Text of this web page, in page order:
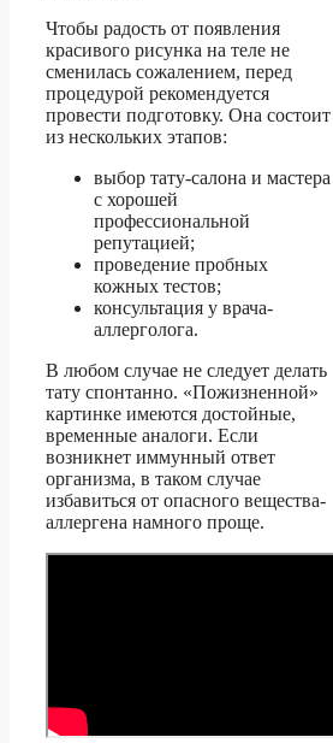
Чтобы радость от появления
красивого рисунка на теле не
сменилась сожалением, перед
процедурой рекомендуется
провести подготовку. Она состоит
из нескольких этапов:
выбор тату-салона и мастера
с хорошей
профессиональной
репутацией;
проведение пробных
кожных тестов;
консультация у врача-
аллерголога.
В любом случае не следует делать
тату спонтанно. «Пожизненной»
картинке имеются достойные,
временные аналоги. Если
возникнет иммунный ответ
организма, в таком случае
избавиться от опасного вещества-
аллергена намного проще.